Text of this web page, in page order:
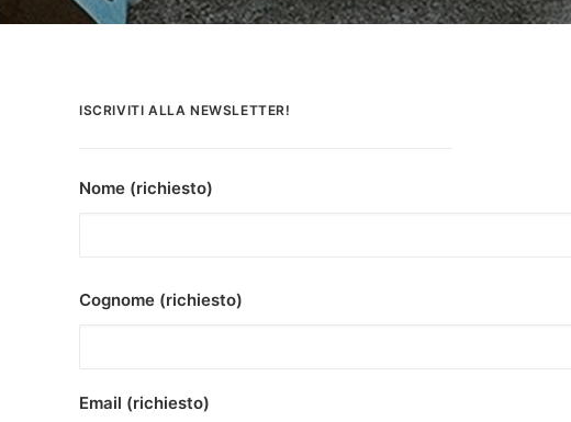
ISCRIVITI ALLA NEWSLETTER!
Nome (richiesto)
Cognome (richiesto)
Email (richiesto)